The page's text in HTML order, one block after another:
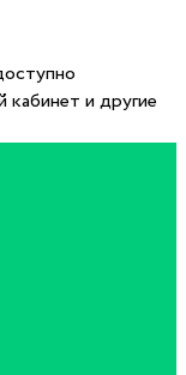
кабинет и другие